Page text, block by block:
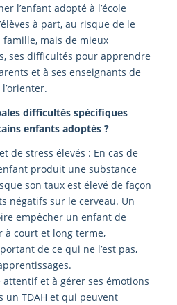
l’enfant adopté à l’école
à part, au risque de le
mais de mieux
ses difficultés pour apprendre
et à ses enseignants de
difficultés spécifiques
enfants adoptés ?
de stress élevés : En cas de
produit une substance
son taux est élevé de façon
négatifs sur le cerveau. Un
empêcher un enfant de
à court et long terme,
de ce qui ne l’est pas,
et à gérer ses émotions
un TDAH et qui peuvent